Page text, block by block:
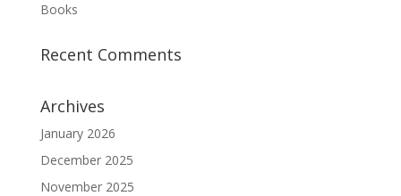
Books
Recent Comments
Archives
January 2026
December 2025
November 2025